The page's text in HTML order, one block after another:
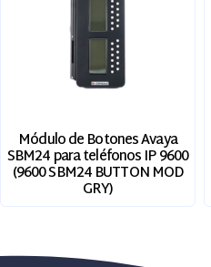
Módulo de Botones Avaya
SBM24 para teléfonos IP 9600
(9600 SBM24 BUTTON MOD
GRY)